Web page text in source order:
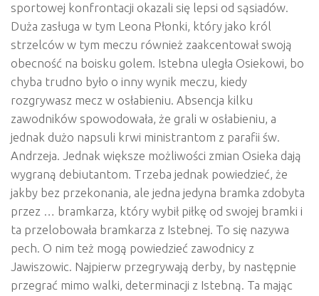
sportowej konfrontacji okazali się lepsi od sąsiadów.
Duża zasługa w tym Leona Płonki, który jako król
strzelców w tym meczu również zaakcentował swoją
obecność na boisku golem. Istebna uległa Osiekowi, bo
chyba trudno było o inny wynik meczu, kiedy
rozgrywasz mecz w osłabieniu. Absencja kilku
zawodników spowodowała, że grali w osłabieniu, a
jednak dużo napsuli krwi ministrantom z parafii św.
Andrzeja. Jednak większe możliwości zmian Osieka dają
wygraną debiutantom. Trzeba jednak powiedzieć, że
jakby bez przekonania, ale jedna jedyna bramka zdobyta
przez … bramkarza, który wybił piłkę od swojej bramki i
ta przelobowała bramkarza z Istebnej. To się nazywa
pech. O nim też mogą powiedzieć zawodnicy z
Jawiszowic. Najpierw przegrywają derby, by następnie
przegrać mimo walki, determinacji z Istebną. Ta mając